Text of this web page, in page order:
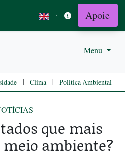
· Apoie
Menu
| Clima | Politica Ambiental
que mais
ambiente?